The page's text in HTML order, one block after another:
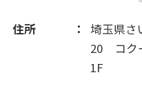
住所
埼玉県さ
20 コク
1F